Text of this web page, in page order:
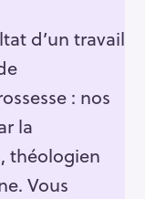
d’un travail
: nos
la
théologien
Vous